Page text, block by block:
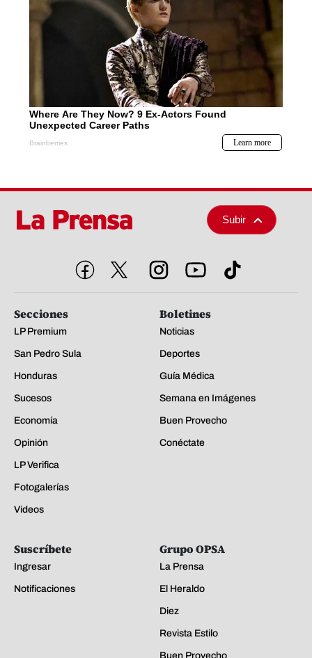
Subir
Secciones
LP Premium
San Pedro Sula
Honduras
Sucesos
Economía
Opinión
LP Verifica
Fotogalerías
Videos
Boletines
Noticias
Deportes
Guía Médica
Semana en Imágenes
Buen Provecho
Conéctate
Suscríbete
Ingresar
Notificaciones
Grupo OPSA
La Prensa
El Heraldo
Diez
Revista Estilo
Buen Provecho